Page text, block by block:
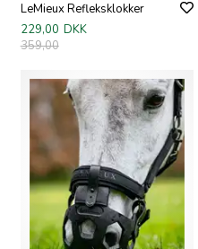
LeMieux Refleksklokker
229,00 DKK
359,00